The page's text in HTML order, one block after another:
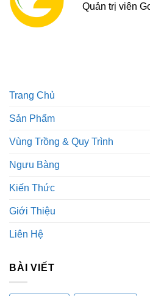
Trang Chủ
Sản Phẩm
Vùng Trồng & Quy Trình
Ngưu Bàng
Kiến Thức
Giới Thiệu
Liên Hệ
BÀI VIẾT
Quản trị viên